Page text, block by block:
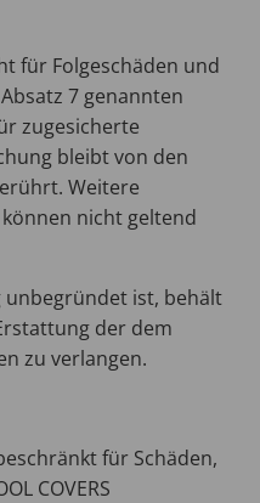
für Folgeschäden und
7 genannten
zugesicherte
bleibt von den
Weitere
nicht geltend
unbegründet ist, behält
der dem
zu verlangen.
für Schäden,
COVERS